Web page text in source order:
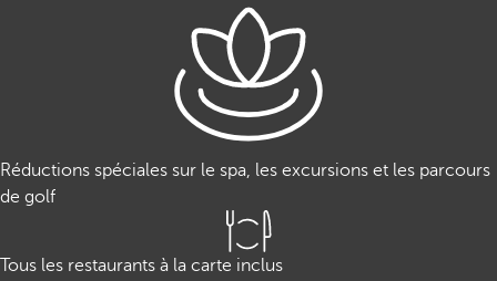
Réductions spéciales sur le spa, les excursions et les parcours
de golf
Tous les restaurants à la carte inclus